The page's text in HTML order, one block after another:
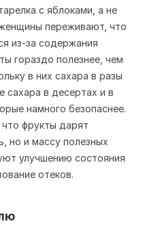
с яблоками, а не
переживают, что
из-за содержания
гораздо полезнее, чем
в них сахара в разы
сахара в десертах и в
намного безопаснее.
фрукты дарят
но и массу полезных
улучшению состояния
отеков.